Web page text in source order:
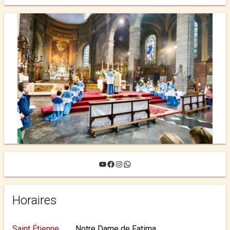
YouTube
Facebook
Instagram
WhatsApp
Horaires